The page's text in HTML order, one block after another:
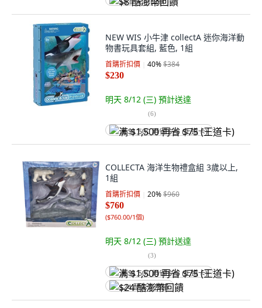
$8 酷澎幣回饋
NEW WIS 小牛津 collectA 迷你海洋動
物書玩具套組, 藍色, 1組
首購折扣價 40%$384
$230
明天 8/12 (三) 預計送達
(6)
满 $1,500 再省 $75 (王道卡)
COLLECTA 海洋生物禮盒組 3歲以上,
1組
首購折扣價 20%$960
$760
($760.00/1個)
明天 8/12 (三) 預計送達
(3)
满 $1,500 再省 $75 (王道卡)
$24 酷澎幣回饋